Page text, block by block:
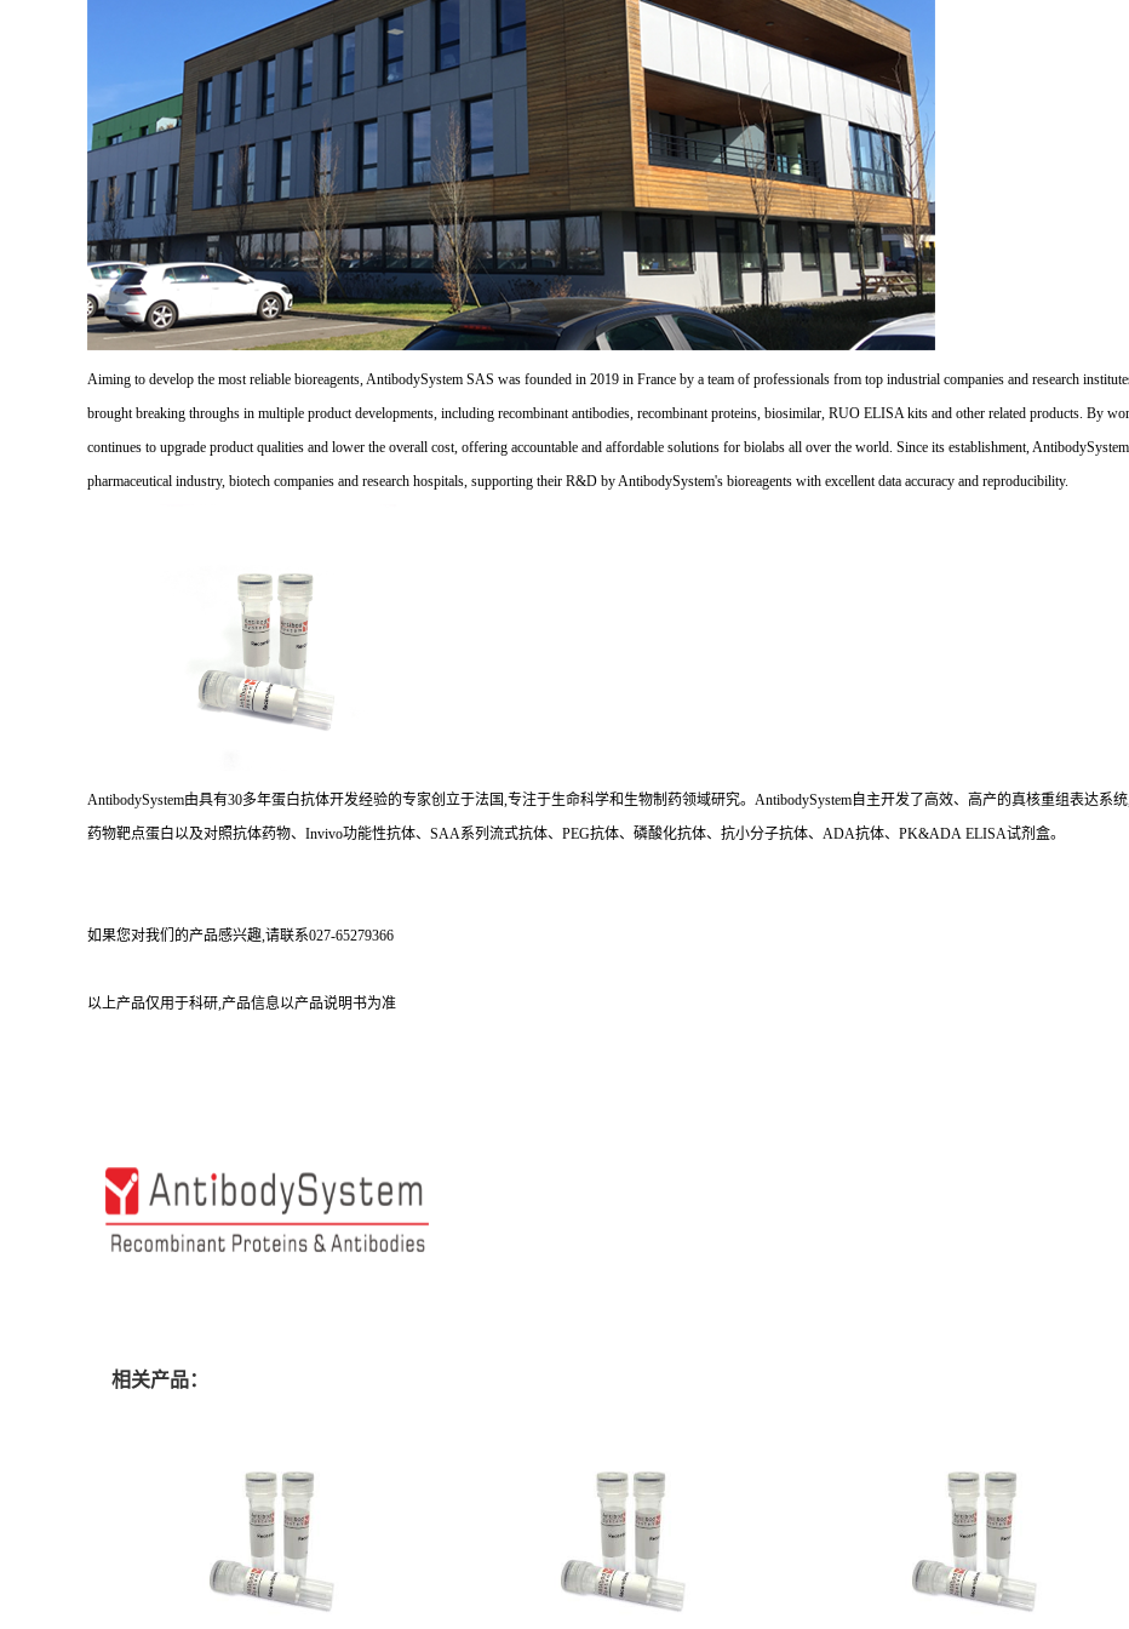
Aiming to develop the most reliable bioreagents, AntibodySystem SAS was founded in 2019 in France by a team of professionals from top industrial companies and research
brought breaking throughs in multiple product developments, including recombinant antibodies, recombinant proteins, biosimilar, RUO ELISA kits and other related products. By
continues to upgrade product qualities and lower the overall cost, offering accountable and affordable solutions for biolabs all over the world. Since its establishment,
pharmaceutical industry, biotech companies and research hospitals, supporting their R&D by AntibodySystem's bioreagents with excellent data accuracy and reproducibility.
AntibodySystem由具有30多年蛋白抗体开发经验的专家创立于法国,专注于生命科学和生物制药领域研究。AntibodySystem自主开发了高效、高产的真核重组表达
药物靶点蛋白以及对照抗体药物、Invivo功能性抗体、SAA系列流式抗体、PEG抗体、磷酸化抗体、抗小分子抗体、ADA抗体、PK&ADA ELISA试剂盒。
如果您对我们的产品感兴趣,请联系027-65279366
以上产品仅用于科研,产品信息以产品说明书为准
相关产品：